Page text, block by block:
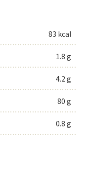
83 kcal
1.8 g
4.2 g
80 g
0.8 g